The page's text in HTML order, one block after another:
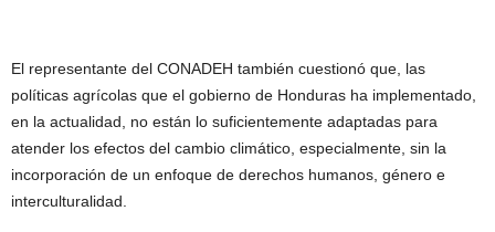
El representante del CONADEH también cuestionó que, las
políticas agrícolas que el gobierno de Honduras ha implementado,
en la actualidad, no están lo suficientemente adaptadas para
atender los efectos del cambio climático, especialmente, sin la
incorporación de un enfoque de derechos humanos, género e
interculturalidad.